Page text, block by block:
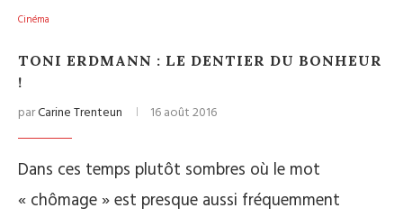
Cinéma
TONI ERDMANN : LE DENTIER DU BONHEUR
!
parCarine Trenteun 16 août 2016
Dans ces temps plutôt sombres où le mot
« chômage » est presque aussi fréquemment